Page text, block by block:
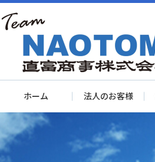
ホーム 法人のお客様